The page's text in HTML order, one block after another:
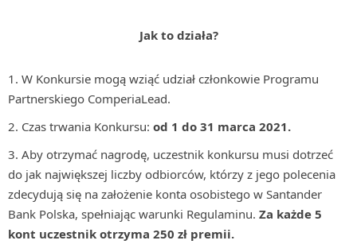
Jak to działa?
W Konkursie mogą wziąć udział członkowie Programu
Partnerskiego ComperiaLead.
Czas trwania Konkursu: od 1 do 31 marca 2021.
Aby otrzymać nagrodę, uczestnik konkursu musi dotrzeć
do jak największej liczby odbiorców, którzy z jego polecenia
zdecydują się na założenie konta osobistego w Santander
Bank Polska, spełniając warunki Regulaminu. Za każde 5
kont uczestnik otrzyma 250 zł premii.